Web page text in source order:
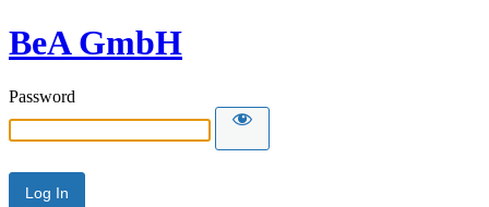
BeA GmbH
Password